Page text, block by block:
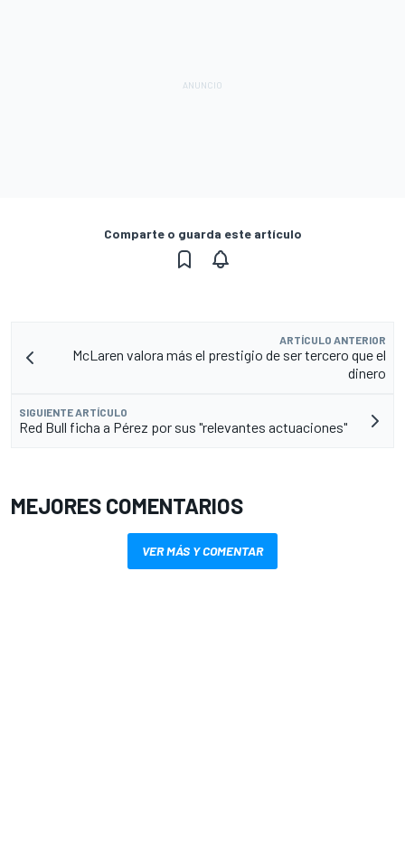
Comparte o guarda este artículo
ARTÍCULO ANTERIOR
McLaren valora más el prestigio de ser tercero que el
dinero
SIGUIENTE ARTÍCULO
Red Bull ficha a Pérez por sus "relevantes actuaciones"
MEJORES COMENTARIOS
VER MÁS Y COMENTAR